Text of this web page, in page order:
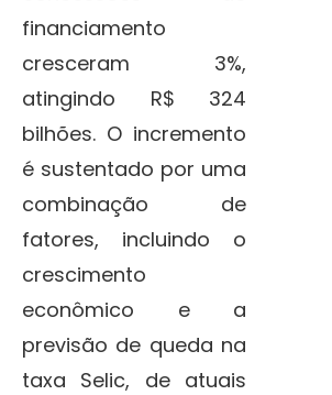
financiamento
cresceram 3%,
atingindo R$ 324
bilhões. O incremento
é sustentado por uma
combinação de
fatores, incluindo o
crescimento
econômico e a
previsão de queda na
taxa Selic, de atuais